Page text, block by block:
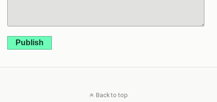
Publish
Back to top